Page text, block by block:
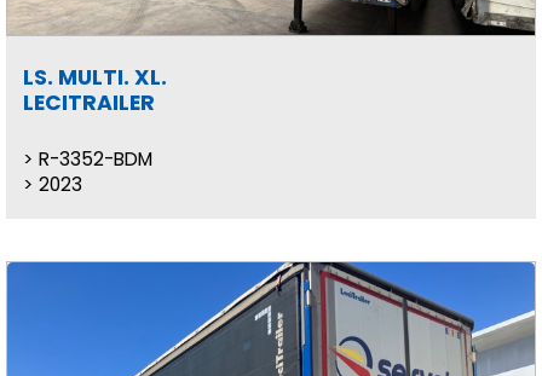
LS. MULTI. XL.
LECITRAILER
R-3352-BDM
2023